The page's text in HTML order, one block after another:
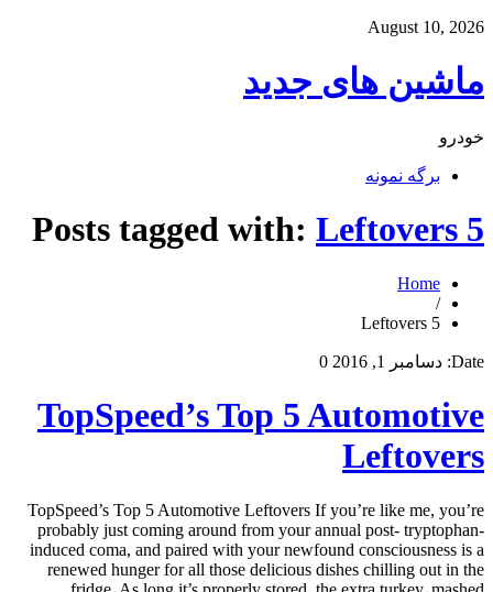
August 10, 2026
ماشین های جدید
خودرو
برگه نمونه
Posts tagged with: Leftovers 5
Home
/
Leftovers 5
Date: دسامبر 1, 2016 0
TopSpeed’s Top 5 Automotive
Leftovers
TopSpeed’s Top 5 Automotive Leftovers If you’re like me, you’re
probably just coming around from your annual post- tryptophan-
induced coma, and paired with your newfound consciousness is a
renewed hunger for all those delicious dishes chilling out in the